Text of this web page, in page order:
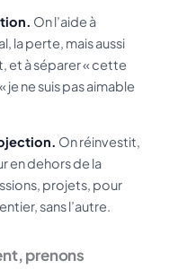
On l’aide à
la perte, mais aussi
et à séparer « cette
je ne suis pas aimable
On réinvestit,
en dehors de la
projets, pour
sans l’autre.
prenons